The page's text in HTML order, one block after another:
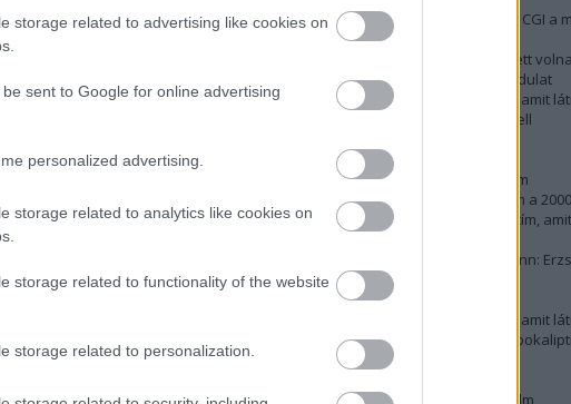
storage related to advertising like cookies on
sent to Google for online advertising
personalized advertising.
storage related to analytics like cookies on
storage related to functionality of the website
storage related to personalization.
be (igaz, egyszer a
ők járjanak jól filmes
nagyságrendű nézője
Ezért néz ki borzasztóan a CGI a
filmekben (is)
15(+1) film, amit látnod kellett
A 15 legnagyobb filmes fordulat
50 posztapokaliptikus film, amit
10 zombifilm, amit látnod kell
A 10 legjobb Brad Pitt-film
A 10 legjobb Mel Gibson-film
Az igazi 10 legjobb akciófilm a
10 iszonyatos magyar filmcím, amit
Könyvkritika: Brigitte Hamann:
királyné (2019)
A 10 legjobb Al Pacino - film
50 posztapokaliptikus film, amit
10 (nem is annyira)
amit látnod kell
A 10 legjobb Matt Damon-film